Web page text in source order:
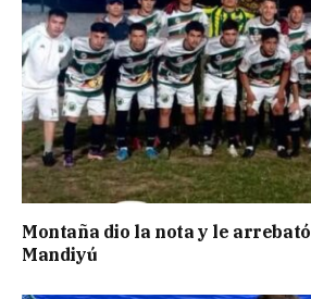
Montaña dio la nota y le
Mandiyú